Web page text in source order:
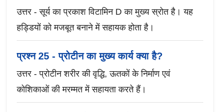
उत्तर - सूर्य का प्रकाश विटामिन D का मुख्य स्रोत है। यह
हड्डियों को मजबूत बनाने में सहायक होता है।
प्रश्न 25 - प्रोटीन का मुख्य कार्य क्या है?
उत्तर - प्रोटीन शरीर की वृद्धि, ऊतकों के निर्माण एवं
कोशिकाओं की मरम्मत में सहायता करते हैं।